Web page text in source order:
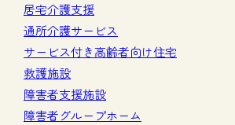
居宅介護支援
通所介護サービス
サービス付き高齢者向け住宅
救護施設
障害者支援施設
障害者グループホーム